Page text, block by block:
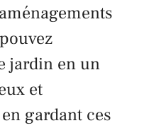
jardin en un
et
gardant ces